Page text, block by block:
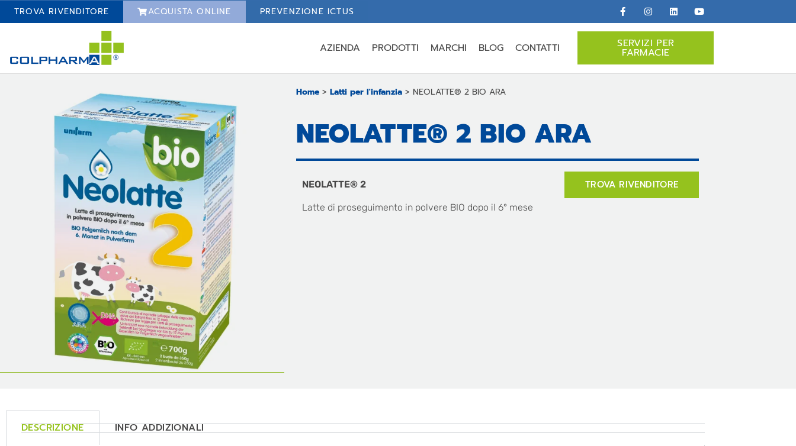
TROVA RIVENDITORE ACQUISTA ONLINE PREVENZIONE ICTUS
AZIENDA PRODOTTI MARCHI BLOG CONTATTI SERVIZI PER
FARMACIE
Home > Latti per l'infanzia > NEOLATTE® 2 BIO ARA
NEOLATTE® 2 BIO ARA
NEOLATTE® 2
Latte di proseguimento in polvere BIO dopo il 6° mese
TROVA RIVENDITORE
DESCRIZIONE INFO ADDIZIONALI